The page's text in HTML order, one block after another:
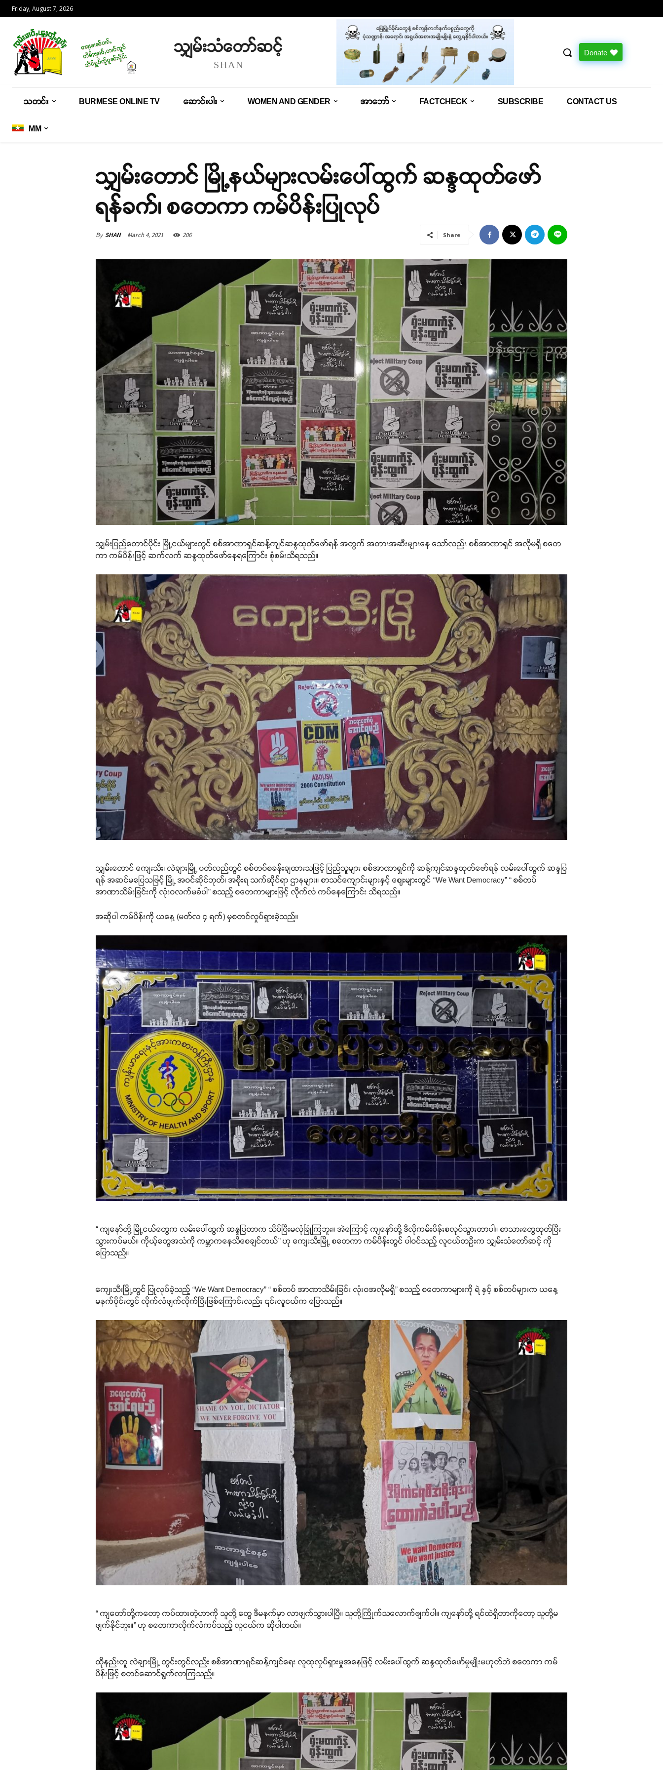
Friday, August 7, 2026
သျှမ်းသံတော်ဆင့်
SHAN
Donate
သတင်း BURMESE ONLINE TV ဆောင်းပါး WOMEN AND GENDER အာဘော် FACTCHECK SUBSCRIBE CONTACT US
MM
သျှမ်းတောင် မြို့နယ်များလမ်းပေါ်ထွက် ဆန္ဒထုတ်ဖော်
ရန်ခက်၊ စတေကာ ကမ်ပိန်းပြုလုပ်
By SHAN March 4, 2021 206 Share
သျှမ်းပြည်တောင်ပိုင်း မြို့ငယ်များတွင် စစ်အာဏာရှင်ဆန့်ကျင်ဆန္ဒထုတ်ဖော်ရန် အတွက် အတားအဆီးများနေ သော်လည်း စစ်အာဏာရှင် အလိုမရှိ စတေ
ကာ ကမ်ပိန်းဖြင့် ဆက်လက် ဆန္ဒထုတ်ဖော်နေရကြောင်း စုံစမ်းသိရသည်။
သျှမ်းတောင် ကျေးသီး၊ လဲချားမြို့ ပတ်လည်တွင် စစ်တပ်စခန်းချထားသဖြင့် ပြည်သူများ စစ်အာဏာရှင်ကို ဆန့်ကျင်ဆန္ဒထုတ်ဖော်ရန် လမ်းပေါ်ထွက် ဆန္ဒပြ
ရန် အဆင်မပြေသဖြင့် မြို့ အဝင်ဆိုင်ဘုတ်၊ အစိုးရ သက်ဆိုင်ရာ ဌာနများ၊၊ စာသင်ကျောင်းများနှင့် ဈေးများတွင် “We Want Democracy” “ စစ်တပ်
အာဏာသိမ်းခြင်းကို လုံးဝလက်မခံပါ” စသည့် စတေကာများဖြင့် လိုက်လံ ကပ်နေကြောင်း သိရသည်။
အဆိုပါ ကမ်ပိန်းကို ယနေ့ (မတ်လ ၄ ရက်) မှစတင်လှုပ်ရှားခဲ့သည်။
“ ကျနော်တို့ မြို့ငယ်တွေက လမ်းပေါ်ထွက် ဆန္ဒပြတာက သိပ်ပြီးမလုံခြုံကြဘူး။ အဲကြောင့် ကျနော်တို့ ဒီလိုကမ်းပိန်းစလုပ်သွားတာပါ။ စာသားတွေထုတ်ပြီး
သွားကပ်မယ်။ ကိုယ့်တွေအသံကို ကမ္ဘာကနေသိစေချင်တယ်” ဟု ကျေးသီးမြို့ စတေကာ ကမ်ပိန်းတွင် ပါဝင်သည့် လူငယ်တဦးက သျှမ်းသံတော်ဆင့် ကို
ပြောသည်။
ကျေးသီးမြို့တွင် ပြုလုပ်ခဲ့သည့် “We Want Democracy” “ စစ်တပ် အာဏာသိမ်းခြင်း လုံးဝအလိုမရှိ” စသည့် စတေကာများကို ရဲ နှင့် စစ်တပ်များက ယနေ့
မနက်ပိုင်းတွင် လိုက်လံဖျက်လိုက်ပြီးဖြစ်ကြောင်းလည်း ၎င်းလူငယ်က ပြောသည်။
“ ကျတော်တို့ကတော့ ကပ်ထားတဲ့ဟာကို သူတို့ တွေ ဒီမနက်မှာ လာဖျက်သွားပါပြီ။ သူတို့ကြိုက်သလောက်ဖျက်ပါ။ ကျနော်တို့ ရင်ထဲရှိတာကိုတော့ သူတို့မ
ဖျက်နိုင်ဘူး။” ဟု စတေကာလိုက်လံကပ်သည့် လူငယ်က ဆိုပါတယ်။
ထိုနည်းတူ လဲချားမြို့ တွင်းတွင်လည်း စစ်အာဏာရှင်ဆန့်ကျင်ရေး လူထုလှုပ်ရှားမှုအနေဖြင့် လမ်းပေါ်ထွက် ဆန္ဒထုတ်ဖော်မှုမျိုးမဟုတ်ဘဲ စတေကာ ကမ်
ပိန်းဖြင့် စတင်ဆောင်ရွက်လာကြသည်။